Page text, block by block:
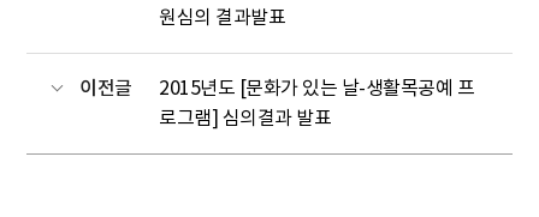
원심의 결과발표
이전글
2015년도 [문화가 있는 날-생활목공예 프
로그램] 심의결과 발표